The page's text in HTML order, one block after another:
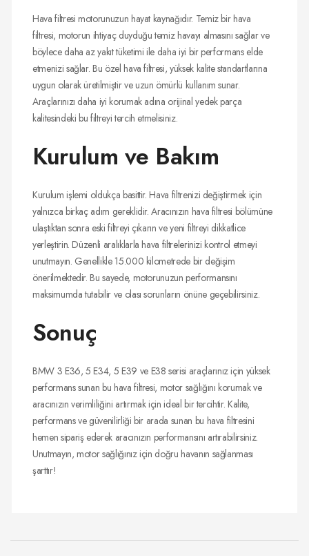
Hava filtresi motorunuzun hayat kaynağıdır. Temiz bir hava
filtresi, motorun ihtiyaç duyduğu temiz havayı almasını sağlar ve
böylece daha az yakıt tüketimi ile daha iyi bir performans elde
etmenizi sağlar. Bu özel hava filtresi, yüksek kalite standartlarına
uygun olarak üretilmiştir ve uzun ömürlü kullanım sunar.
Araçlarınızı daha iyi korumak adına orijinal yedek parça
kalitesindeki bu filtreyi tercih etmelisiniz.
Kurulum ve Bakım
Kurulum işlemi oldukça basittir. Hava filtrenizi değiştirmek için
yalnızca birkaç adım gereklidir. Aracınızın hava filtresi bölümüne
ulaştıktan sonra eski filtreyi çıkarın ve yeni filtreyi dikkatlice
yerleştirin. Düzenli aralıklarla hava filtrelerinizi kontrol etmeyi
unutmayın. Genellikle 15.000 kilometrede bir değişim
önerilmektedir. Bu sayede, motorunuzun performansını
maksimumda tutabilir ve olası sorunların önüne geçebilirsiniz.
Sonuç
BMW 3 E36, 5 E34, 5 E39 ve E38 serisi araçlarınız için yüksek
performans sunan bu hava filtresi, motor sağlığını korumak ve
aracınızın verimliliğini artırmak için ideal bir tercihtir. Kalite,
performans ve güvenilirliği bir arada sunan bu hava filtresini
hemen sipariş ederek aracınızın performansını artırabilirsiniz.
Unutmayın, motor sağlığınız için doğru havanın sağlanması
şarttır!